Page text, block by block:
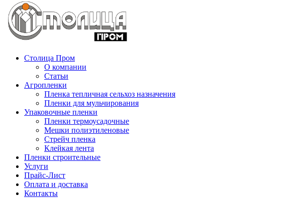
Столица Пром
О компании
Статьи
Агропленки
Пленка тепличная сельхоз назначения
Пленки для мульчирования
Упаковочные пленки
Пленки термоусадочные
Мешки полиэтиленовые
Стрейч пленка
Клейкая лента
Пленки строительные
Услуги
Прайс-Лист
Оплата и доставка
Контакты